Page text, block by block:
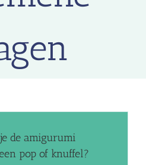
de amigurumi
pop of knuffel?